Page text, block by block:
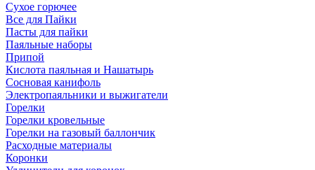
Сухое горючее
Все для Пайки
Пасты для пайки
Паяльные наборы
Припой
Кислота паяльная и Нашатырь
Сосновая канифоль
Электропаяльники и выжигатели
Горелки
Горелки кровельные
Горелки на газовый баллончик
Расходные материалы
Коронки